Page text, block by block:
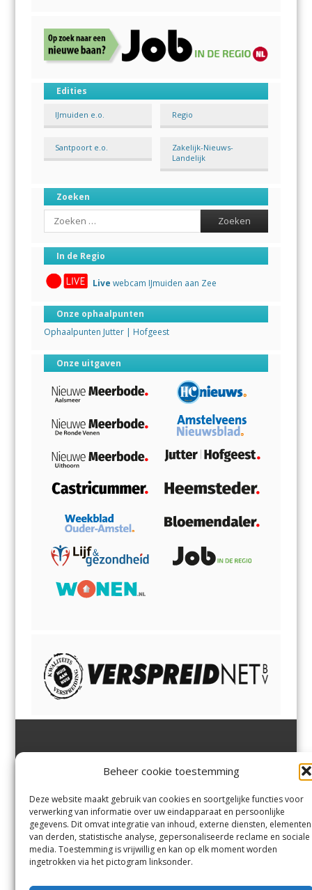
Beheer cookie toestemming
Deze website maakt gebruik van cookies en soortgelijke functies voor
verwerking van informatie over uw eindapparaat en persoonlijke
gegevens. Dit omvat integratie van inhoud, externe diensten, elementen
van derden, statistische analyse, gepersonaliseerde reclame en sociale
media. Toestemming is vrijwillig en kan op elk moment worden
ingetrokken via het pictogram linksonder.
Edities
IJmuiden e.o. Regio
Santpoort e.o.
Zakelijk-Nieuws-
Landelijk
Zoeken
Search
In de Regio
Live webcam IJmuiden aan Zee
Onze ophaalpunten
Ophaalpunten Jutter | Hofgeest
Onze uitgaven
Margadantstraat 34
0255-533900
info@jutter.nlofinfo@hofgee
st.nl
Velserbroek,Velsen-Zuid,
Zuid,Driehuisen
Spaarnwoude.
Contact
Andere uitgaven